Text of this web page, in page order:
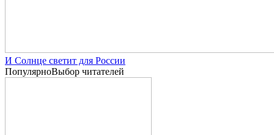
И Солнце светит для России
ПопулярноВыбор читателей